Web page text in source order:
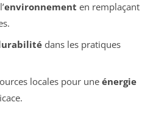
environnement en remplaçant
dans les pratiques
locales pour une énergie